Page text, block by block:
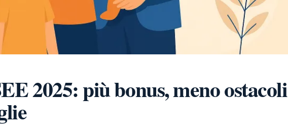
2025: più bonus, meno ostacoli